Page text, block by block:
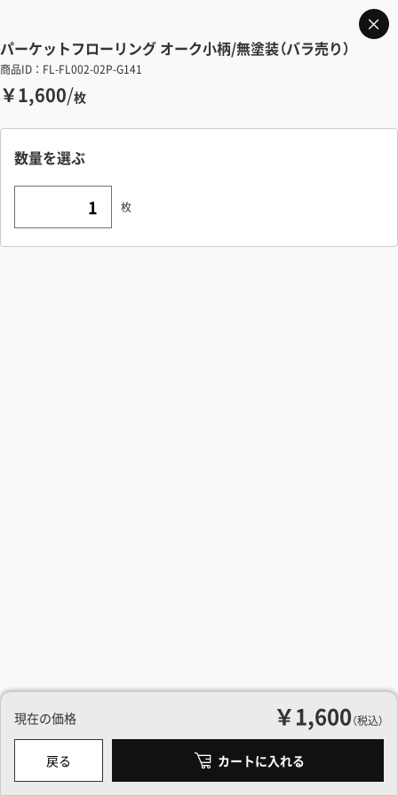
パーケットフローリング オーク小柄/無塗装（バラ売り）
商品ID：FL-FL002-02P-G141
￥1,600/枚
数量を選ぶ
枚
現在の価格 ￥1,600（税込）
カートに入れる
戻る